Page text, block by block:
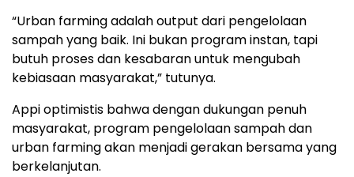
“Urban farming adalah output dari pengelolaan
sampah yang baik. Ini bukan program instan, tapi
butuh proses dan kesabaran untuk mengubah
kebiasaan masyarakat,” tutunya.
Appi optimistis bahwa dengan dukungan penuh
masyarakat, program pengelolaan sampah dan
urban farming akan menjadi gerakan bersama yang
berkelanjutan.